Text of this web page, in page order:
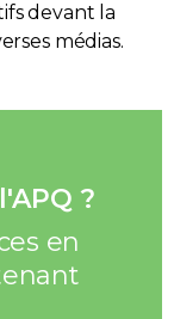
devant la
médias.
?
en